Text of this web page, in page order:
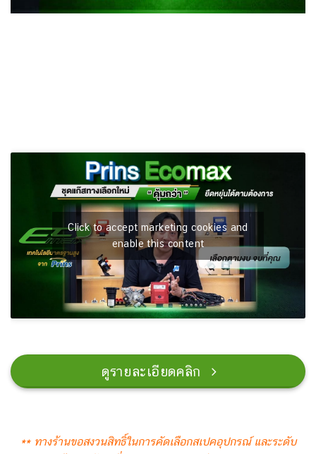
Click to accept marketing cookies and
enable this content
ดูรายละเอียดคลิก
** ทางร้านขอสงวนสิทธิ์ในการคัดเลือกสเปคอุปกรณ์และระดับ